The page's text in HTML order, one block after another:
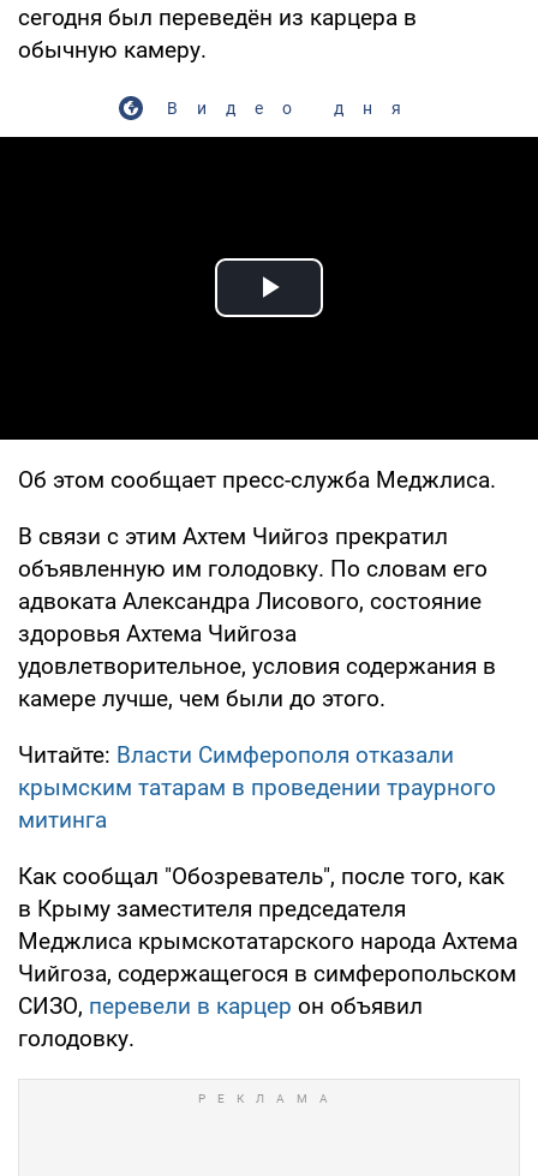
сегодня был переведён из карцера в
обычную камеру.
Видео дня
Play Video
Об этом сообщает пресс-служба Меджлиса.
В связи с этим Ахтем Чийгоз прекратил
объявленную им голодовку. По словам его
адвоката Александра Лисового, состояние
здоровья Ахтема Чийгоза
удовлетворительное, условия содержания в
камере лучше, чем были до этого.
Читайте: Власти Симферополя отказали
крымским татарам в проведении траурного
митинга
Как сообщал "Обозреватель", после того, как
в Крыму заместителя председателя
Меджлиса крымскотатарского народа Ахтема
Чийгоза, содержащегося в симферопольском
СИЗО, перевели в карцер он объявил
голодовку.